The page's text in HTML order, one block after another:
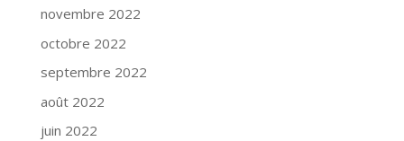
novembre 2022
octobre 2022
septembre 2022
août 2022
juin 2022